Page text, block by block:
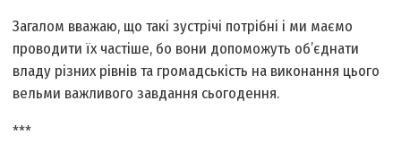
Загалом вважаю, що такі зустрічі потрібні і ми маємо
проводити їх частіше, бо вони допоможуть об’єднати
владу різних рівнів та громадськість на виконання цього
вельми важливого завдання сьогодення.
***